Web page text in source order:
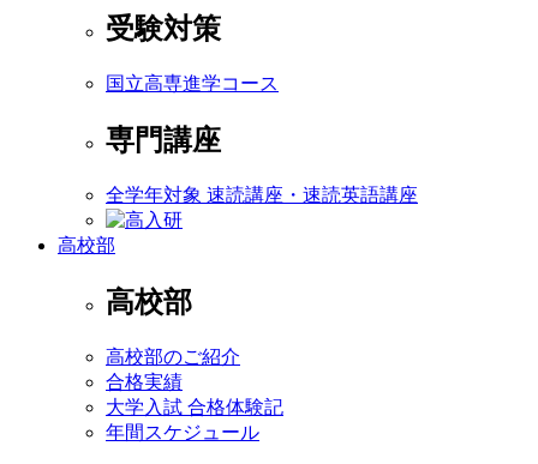
受験対策
国立高専進学コース
専門講座
全学年対象 速読講座・速読英語講座
高校部
高校部
高校部のご紹介
合格実績
大学入試 合格体験記
年間スケジュール